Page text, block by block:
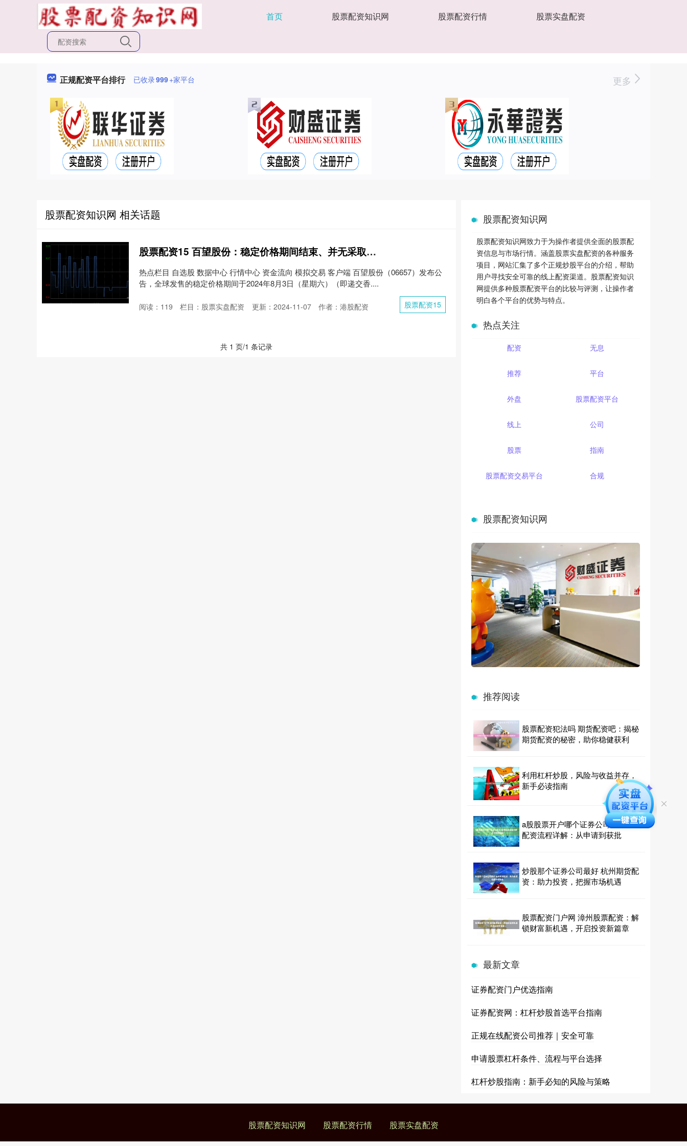
首页 股票配资知识网 股票配资行情 股票实盘配资
正规配资平台排行 已收录999+家平台 更多
股票配资知识网 相关话题
股票配资15 百望股份：稳定价格期间结束、并无采取稳定价格行动及超额配股权失效
热点栏目 自选股 数据中心 行情中心 资金流向 模拟交易 客户端 百望股份（06657）发布公
告，全球发售的稳定价格期间于2024年8月3日（星期六）（即递交香....
股票配资15
更新：2024-11-07 作者：港股配资
阅读： 119 栏目： 股票实盘配资
共 1 页/1 条记录
股票配资知识网
股票配资知识网致力于为操作者提供全面的股票配
资信息与市场行情。涵盖股票实盘配资的各种服务
项目，网站汇集了多个正规炒股平台的介绍，帮助
用户寻找安全可靠的线上配资渠道。股票配资知识
网提供多种股票配资平台的比较与评测，让操作者
明白各个平台的优势与特点。
热点关注
配资 无息
推荐 平台
外盘 股票配资平台
线上 公司
股票 指南
股票配资交易平台 合规
股票配资知识网
推荐阅读
股票配资犯法吗 期货配资吧：揭秘
期货配资的秘密，助你稳健获利
利用杠杆炒股，风险与收益并存，
新手必读指南
a股股票开户哪个证券公司好 股票
配资流程详解：从申请到获批
炒股那个证券公司最好 杭州期货配
资：助力投资，把握市场机遇
股票配资门户网 漳州股票配资：解
锁财富新机遇，开启投资新篇章
最新文章
证券配资门户优选指南
证券配资网：杠杆炒股首选平台指南
正规在线配资公司推荐｜安全可靠
申请股票杠杆条件、流程与平台选择
杠杆炒股指南：新手必知的风险与策略
股票配资知识网 股票配资行情 股票实盘配资